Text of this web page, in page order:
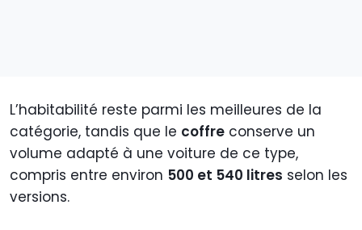
L’habitabilité reste parmi les meilleures de la
catégorie, tandis que le coffre conserve un
volume adapté à une voiture de ce type,
compris entre environ 500 et 540 litres selon les
versions.